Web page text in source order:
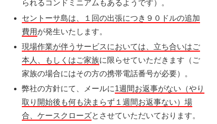
られるコンドミニアムもあるようです）。
セントーサ島は、１回の出張につき９０ドルの追加
費用 が発生いたします。
現場作業が伴うサービスにおいては、立ち合いはご
本人、もしくはご家族に限らせていただきます（ご
家族の場合にはその方の携帯電話番号が必要）。
弊社の方針にて、メールに1週間お返事がない（やり
取り開始後も何も決まらず１週間お返事ない）場
合、ケースクローズとさせていただいております。